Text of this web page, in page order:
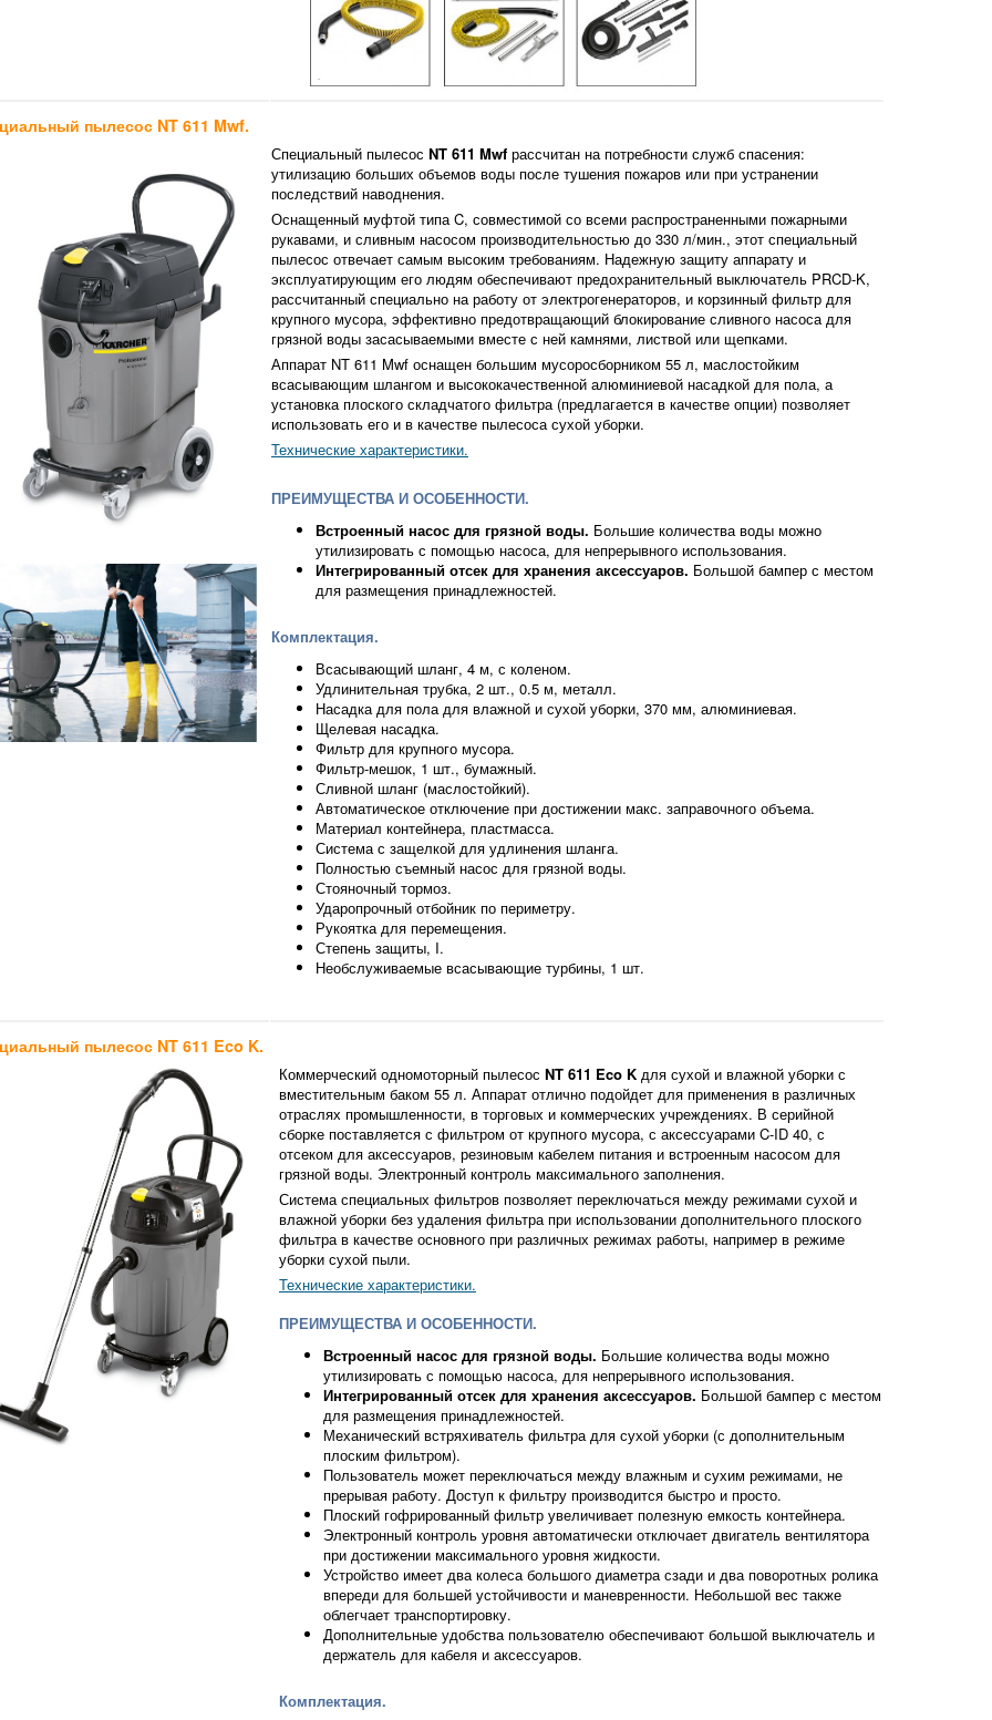
пылесос NT 611 Mwf.
Специальный пылесос NT 611 Mwf рассчитан на потребности служб спасения:
утилизацию больших объемов воды после тушения пожаров или при устранении
последствий наводнения.
Оснащенный муфтой типа C, совместимой со всеми распространенными пожарными
рукавами, и сливным насосом производительностью до 330 л/мин., этот специальный
пылесос отвечает самым высоким требованиям. Надежную защиту аппарату и
эксплуатирующим его людям обеспечивают предохранительный выключатель PRCD-K,
рассчитанный специально на работу от электрогенераторов, и корзинный фильтр для
крупного мусора, эффективно предотвращающий блокирование сливного насоса для
грязной воды засасываемыми вместе с ней камнями, листвой или щепками.
Аппарат NT 611 Mwf оснащен большим мусоросборником 55 л, маслостойким
всасывающим шлангом и высококачественной алюминиевой насадкой для пола, а
установка плоского складчатого фильтра (предлагается в качестве опции) позволяет
использовать его и в качестве пылесоса сухой уборки.
Технические характеристики.
ПРЕИМУЩЕСТВА И ОСОБЕННОСТИ.
Встроенный насос для грязной воды. Большие количества воды можно
утилизировать с помощью насоса, для непрерывного использования.
Интегрированный отсек для хранения аксессуаров. Большой бампер с местом
для размещения принадлежностей.
Комплектация.
Всасывающий шланг, 4 м, с коленом.
Удлинительная трубка, 2 шт., 0.5 м, металл.
Насадка для пола для влажной и сухой уборки, 370 мм, алюминиевая.
Щелевая насадка.
Фильтр для крупного мусора.
Фильтр-мешок, 1 шт., бумажный.
Сливной шланг (маслостойкий).
Автоматическое отключение при достижении макс. заправочного объема.
Материал контейнера, пластмасса.
Система с защелкой для удлинения шланга.
Полностью съемный насос для грязной воды.
Стояночный тормоз.
Ударопрочный отбойник по периметру.
Рукоятка для перемещения.
Степень защиты, I.
Необслуживаемые всасывающие турбины, 1 шт.
пылесос NT 611 Eco K.
Коммерческий одномоторный пылесос NT 611 Eco K для сухой и влажной уборки с
вместительным баком 55 л. Аппарат отлично подойдет для применения в различных
отраслях промышленности, в торговых и коммерческих учреждениях. В серийной
сборке поставляется с фильтром от крупного мусора, с аксессуарами C-ID 40, с
отсеком для аксессуаров, резиновым кабелем питания и встроенным насосом для
грязной воды. Электронный контроль максимального заполнения.
Система специальных фильтров позволяет переключаться между режимами сухой и
влажной уборки без удаления фильтра при использовании дополнительного плоского
фильтра в качестве основного при различных режимах работы, например в режиме
уборки сухой пыли.
Технические характеристики.
ПРЕИМУЩЕСТВА И ОСОБЕННОСТИ.
Встроенный насос для грязной воды. Большие количества воды можно
утилизировать с помощью насоса, для непрерывного использования.
Интегрированный отсек для хранения аксессуаров. Большой бампер с местом
для размещения принадлежностей.
Механический встряхиватель фильтра для сухой уборки (с дополнительным
плоским фильтром).
Пользователь может переключаться между влажным и сухим режимами, не
прерывая работу. Доступ к фильтру производится быстро и просто.
Плоский гофрированный фильтр увеличивает полезную емкость контейнера.
Электронный контроль уровня автоматически отключает двигатель вентилятора
при достижении максимального уровня жидкости.
Устройство имеет два колеса большого диаметра сзади и два поворотных ролика
впереди для большей устойчивости и маневренности. Небольшой вес также
облегчает транспортировку.
Дополнительные удобства пользователю обеспечивают большой выключатель и
держатель для кабеля и аксессуаров.
Комплектация.